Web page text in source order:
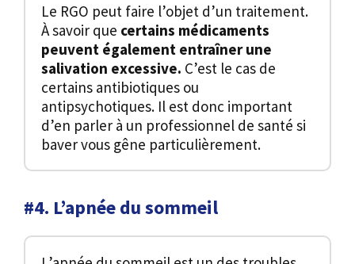
Le RGO peut faire l’objet d’un traitement.
À savoir que certains médicaments
peuvent également entraîner une
salivation excessive. C’est le cas de
certains antibiotiques ou
antipsychotiques. Il est donc important
d’en parler à un professionnel de santé si
baver vous gêne particulièrement.
#4. L’apnée du sommeil